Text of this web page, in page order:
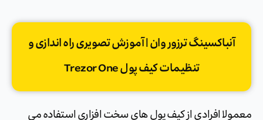
آنباکسینگ ترزور وان | آموزش تصویری راه اندازی و
تنظیمات کیف پول Trezor One
معمولا افرادی از کیف پول های سخت افزاری استفاده می